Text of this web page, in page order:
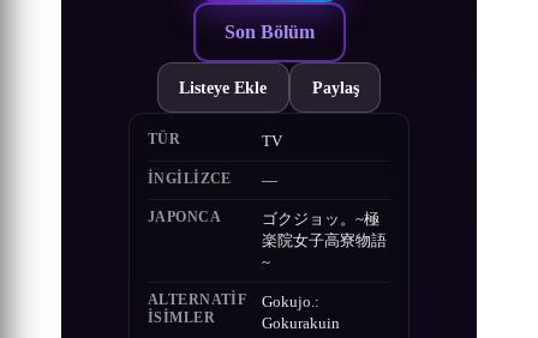
Son Bölüm
Listeye Ekle Paylaş
TÜR TV
İNGILIZCE —
JAPONCA
ゴクジョッ。~極
楽院女子高寮物語
~
ALTERNATIF
ISIMLER
Gokujo.:
Gokurakuin